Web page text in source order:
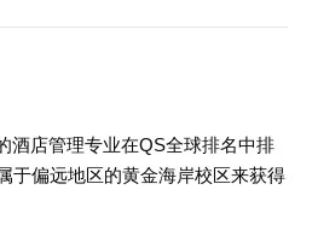
酒店管理专业在QS全球排名中排
于偏远地区的黄金海岸校区来获得